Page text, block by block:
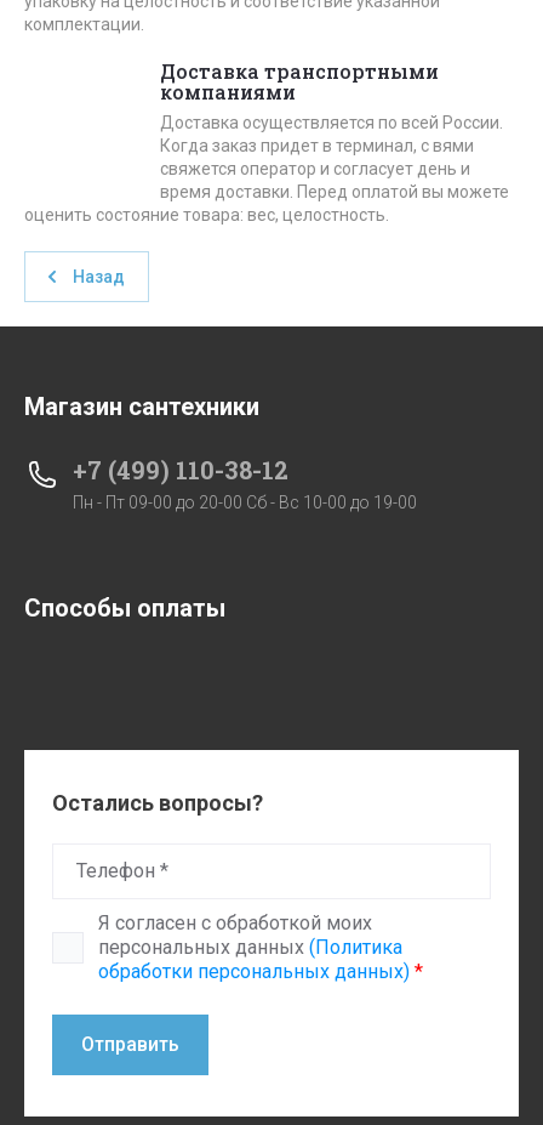
комплектации.
Доставка транспортными
компаниями
Доставка осуществляется по всей России.
Когда заказ придет в терминал, с вями
свяжется оператор и согласует день и
время доставки. Перед оплатой вы можете
оценить состояние товара: вес, целостность.
Назад
Магазин сантехники
+7 (499) 110-38-12
Пн - Пт 09-00 до 20-00 Сб - Вс 10-00 до 19-00
Способы оплаты
Остались вопросы?
Я согласен с обработкой моих
персональных данных (Политика
обработки персональных данных) *
Отправить